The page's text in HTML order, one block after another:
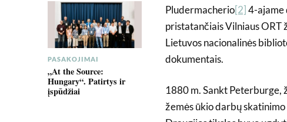
PASAKOJIMAI
„At the Source:
Hungary“. Patirtys ir
įspūdžiai
Pludermacherio[2]4-ajame
pristatančiais Vilniaus
Lietuvos nacionalinės
dokumentais.
1880 m. Sankt Peterburge,
žemės ūkio darbų